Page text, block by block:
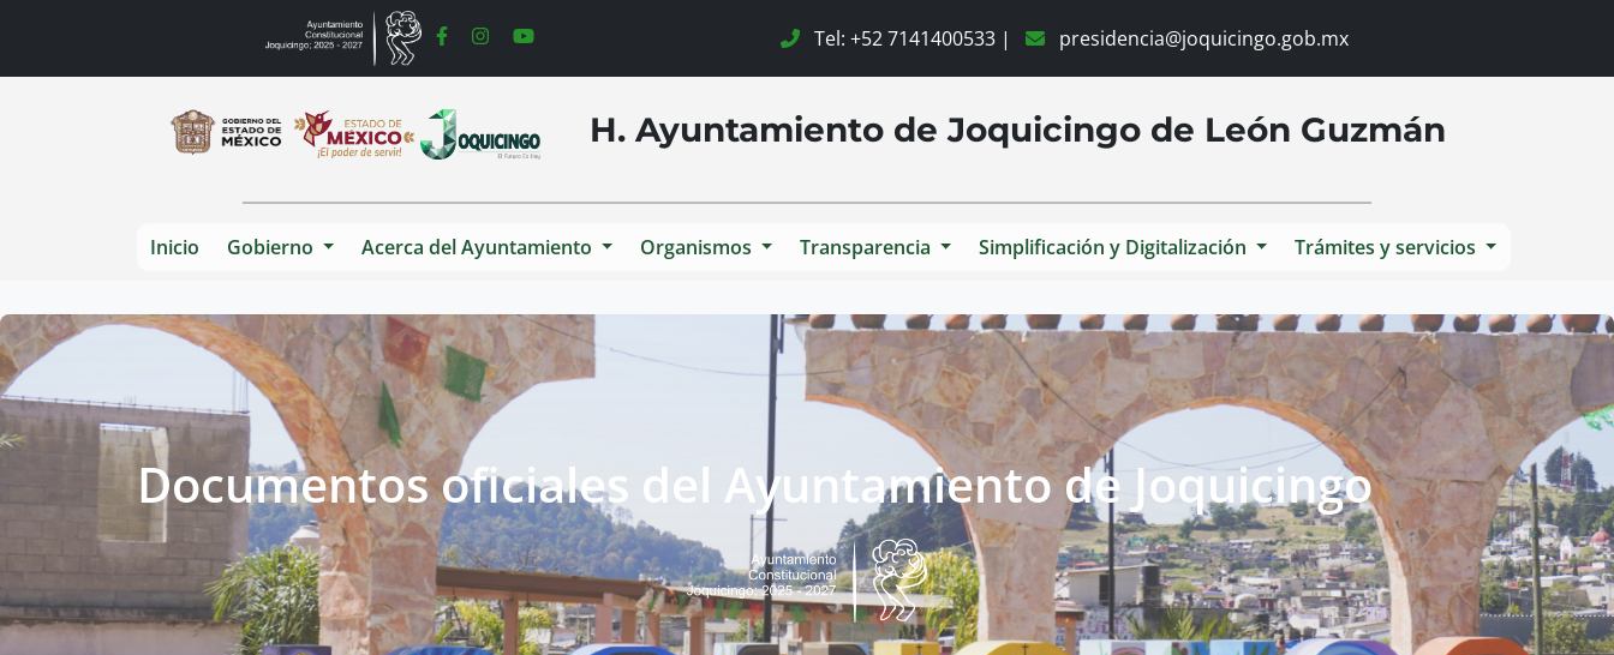
Tel: +52 7141400533 | presidencia@joquicingo.gob.mx
H. Ayuntamiento de Joquicingo de León Guzmán
Inicio Gobierno Acerca del Ayuntamiento Organismos Transparencia Simplificación y Digitalización Trámites y servicios
Consulta Pública
Documentos oficiales del Ayuntamiento de Joquicingo